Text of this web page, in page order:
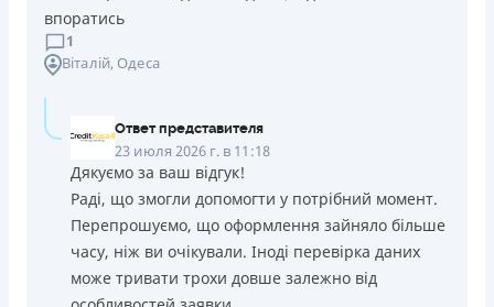
впоратись
1
Віталій, Одеса
Ответ представителя
23 июля 2026 г. в 11:18
Дякуємо за ваш відгук!
Раді, що змогли допомогти у потрібний момент.
Перепрошуємо, що оформлення зайняло більше
часу, ніж ви очікували. Іноді перевірка даних
може тривати трохи довше залежно від